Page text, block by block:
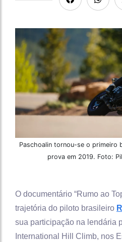
Paschoalin tornou-se o primeiro
prova em 2019. Foto:
O documentário “Rumo ao
trajetória do piloto brasileiro
sua participação na lendária
International Hill Climb, nos